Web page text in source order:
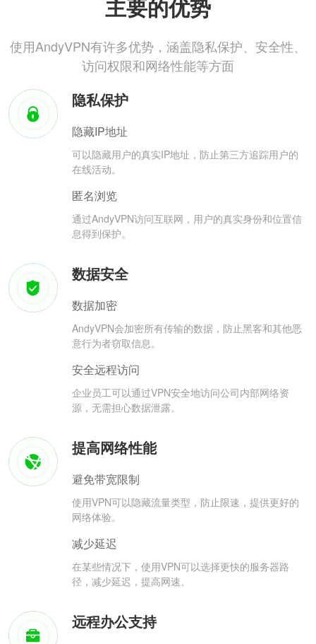
主要的优势
使用AndyVPN有许多优势，涵盖隐私保护、安全性、
访问权限和网络性能等方面
隐私保护
隐藏IP地址
可以隐藏用户的真实IP地址，防止第三方追踪用户的
在线活动。
匿名浏览
通过AndyVPN访问互联网，用户的真实身份和位置信
息得到保护。
数据安全
数据加密
AndyVPN会加密所有传输的数据，防止黑客和其他恶
意行为者窃取信息。
安全远程访问
企业员工可以通过VPN安全地访问公司内部网络资
源，无需担心数据泄露。
提高网络性能
避免带宽限制
使用VPN可以隐藏流量类型，防止限速，提供更好的
网络体验。
减少延迟
在某些情况下，使用VPN可以选择更快的服务器路
径，减少延迟，提高网速。
远程办公支持